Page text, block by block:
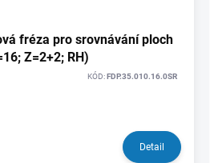
fréza pro srovnávání ploch
Z=2+2; RH)
KÓD:FDP.35.010.16.0SR
Detail